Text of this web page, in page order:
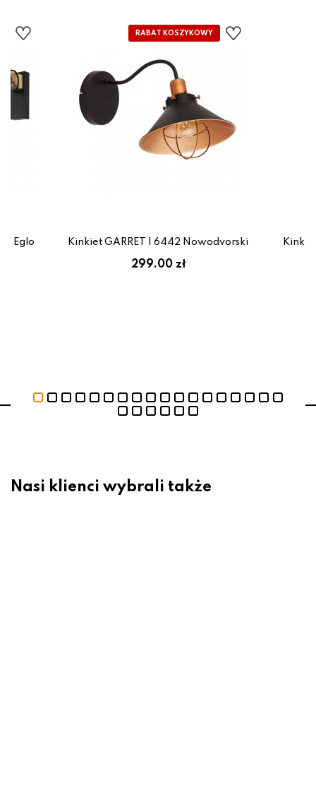
Eglo Kinkiet GARRET I 6442 Nowodvorski
299.00 zł
Nasi klienci wybrali także